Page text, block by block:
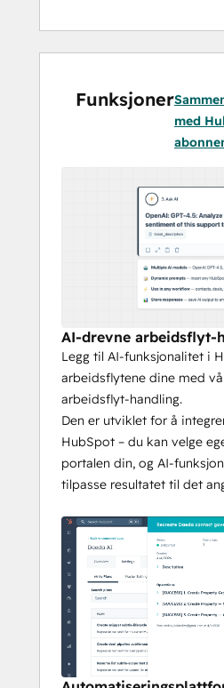
gjennomgås av
Daeda AI-
det du ønsker til
dermed din LLM),
til individuelle
avanserte på
Med disse funksjonene
spørsmål, gjennomføre
endringer og til og med
hjelp av AI – trygg i
Claude, Codex eller
og endre HubSpot
menneskelig godkjenning.
Funksjoner
med
AI-drevne arbeidsflyt-
Legg til AI-funksjonalitet i
arbeidsflytene dine med
arbeidsflyt-handling.
Den er utviklet for å
HubSpot – du kan velge
portalen din, og AI-
tilpasse resultatet til det